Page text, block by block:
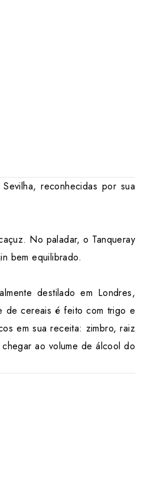
reconhecidas por sua
No paladar, o Tanqueray
bem equilibrado.
destilado em Londres,
de cereais é feito com trigo e
em sua receita: zimbro, raiz
ao volume de álcool do